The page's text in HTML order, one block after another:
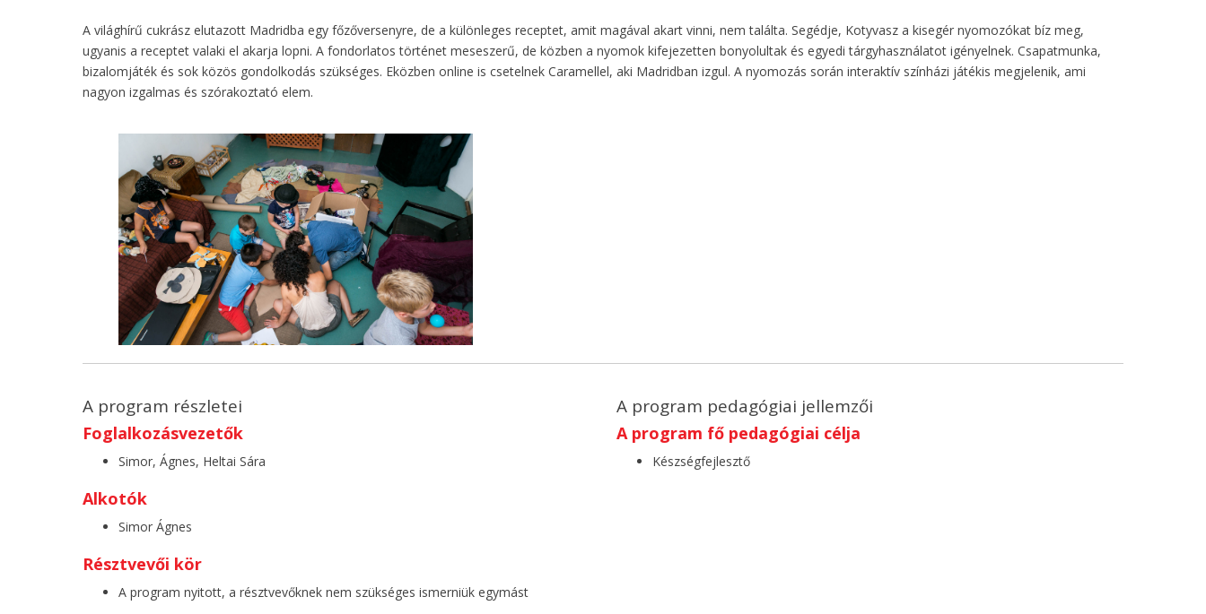
A világhírű cukrász elutazott Madridba egy főzőversenyre, de a különleges receptet, amit magával akart vinni, nem találta. Segédje, Kotyvasz a kisegér nyomozókat bíz meg,
ugyanis a receptet valaki el akarja lopni. A fondorlatos történet meseszerű, de közben a nyomok kifejezetten bonyolultak és egyedi tárgyhasználatot igényelnek. Csapatmunka,
bizalomjáték és sok közös gondolkodás szükséges. Eközben online is csetelnek Caramellel, aki Madridban izgul. A nyomozás során interaktív színházi játékis megjelenik, ami
nagyon izgalmas és szórakoztató elem.
A program részletei
Foglalkozásvezetők
Simor, Ágnes, Heltai Sára
Alkotók
Simor Ágnes
Résztvevői kör
A program nyitott, a résztvevőknek nem szükséges ismerniük egymást
A program pedagógiai jellemzői
A program fő pedagógiai célja
Készségfejlesztő